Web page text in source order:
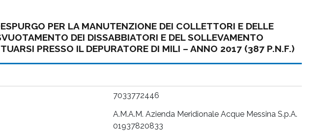
PER LA MANUTENZIONE DEI COLLETTORI E DELLE
DEI DISSABBIATORI E DEL SOLLEVAMENTO
PRESSO IL DEPURATORE DI MILI – ANNO 2017 (387 P.N.F.)
7033772446
A.M.A.M. Azienda Meridionale Acque Messina S.p.A.
01937820833